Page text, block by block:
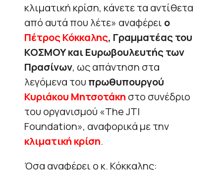
κλιματική κρίση, κάνετε τα αντίθετα
από αυτά που λέτε» αναφέρει ο
Πέτρος Κόκκαλης, Γραμματέας του
ΚΟΣΜΟΥ και Ευρωβουλευτής των
Πρασίνων, ως απάντηση στα
λεγόμενα του πρωθυπουργού
Κυριάκου Μητσοτάκη στο συνέδριο
του οργανισμού «The JTI
Foundation», αναφορικά με την
κλιματική κρίση.
Όσα αναφέρει ο κ. Κόκκαλης: